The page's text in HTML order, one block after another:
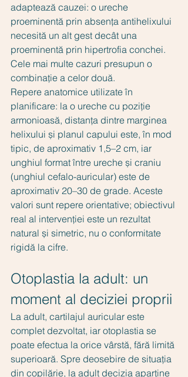
adaptează cauzei: o ureche
proeminentă prin absența antihelixului
necesită un alt gest decât una
proeminentă prin hipertrofia conchei.
Cele mai multe cazuri presupun o
combinație a celor două.
Repere anatomice utilizate în
planificare: la o ureche cu poziție
armonioasă, distanța dintre marginea
helixului și planul capului este, în mod
tipic, de aproximativ 1,5–2 cm, iar
unghiul format între ureche și craniu
(unghiul cefalo-auricular) este de
aproximativ 20–30 de grade. Aceste
valori sunt repere orientative; obiectivul
real al intervenției este un rezultat
natural și simetric, nu o conformitate
rigidă la cifre.
Otoplastia la adult: un
moment al deciziei proprii
La adult, cartilajul auricular este
complet dezvoltat, iar otoplastia se
poate efectua la orice vârstă, fără limită
superioară. Spre deosebire de situația
din copilărie, la adult decizia aparține